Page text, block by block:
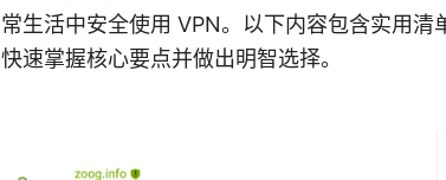
常生活中安全使用 VPN。以下内容包含实用
快速掌握核心要点并做出明智选择。